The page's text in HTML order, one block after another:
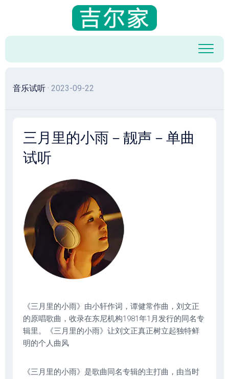
容
音乐试听 · 2023-09-22
三月里的小雨－靓声－单曲
试听
《三月里的小雨》由小轩作词，谭健常作曲，刘文正
的原唱歌曲，收录在东尼机构1981年1月发行的同名专
辑里。《三月里的小雨》让刘文正真正树立起独特鲜
明的个人曲风
《三月里的小雨》是歌曲同名专辑的主打曲，由当时